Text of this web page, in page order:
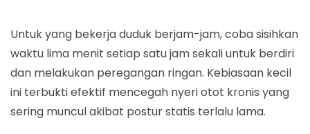
Untuk yang bekerja duduk berjam-jam, coba sisihkan
waktu lima menit setiap satu jam sekali untuk berdiri
dan melakukan peregangan ringan. Kebiasaan kecil
ini terbukti efektif mencegah nyeri otot kronis yang
sering muncul akibat postur statis terlalu lama.